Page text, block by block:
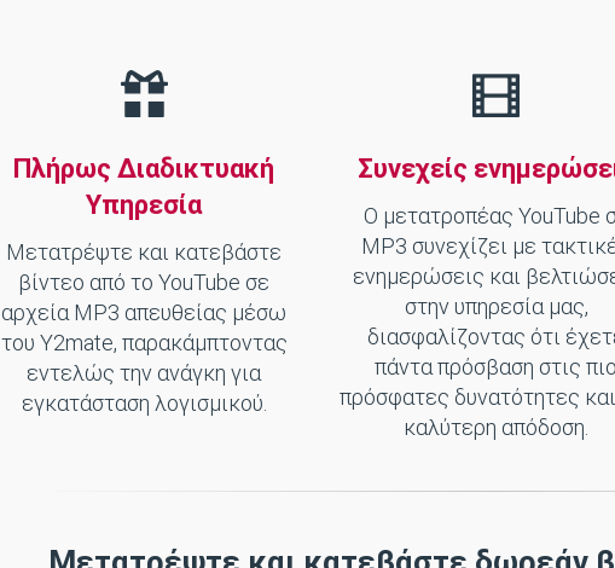
Πλήρως Διαδικτυακή
Υπηρεσία
Μετατρέψτε και κατεβάστε
βίντεο από το YouTube σε
αρχεία MP3 απευθείας μέσω
του Y2mate, παρακάμπτοντας
εντελώς την ανάγκη για
εγκατάσταση λογισμικού.
Συνεχείς
Ο μετατροπέας YouTube
MP3 συνεχίζει με
ενημερώσεις και
στην υπηρεσία μας,
διασφαλίζοντας ότι
πάντα πρόσβαση στις πιο
πρόσφατες δυνατότητες
καλύτερη απόδοση.